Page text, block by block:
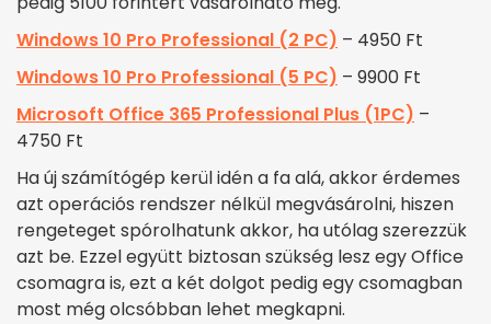
Windows 10 Pro Professional (2 PC) – 4950 Ft
Windows 10 Pro Professional (5 PC) – 9900 Ft
Microsoft Office 365 Professional Plus (1PC) –
4750 Ft
Ha új számítógép kerül idén a fa alá, akkor érdemes
azt operációs rendszer nélkül megvásárolni, hiszen
rengeteget spórolhatunk akkor, ha utólag szerezzük
azt be. Ezzel együtt biztosan szükség lesz egy Office
csomagra is, ezt a két dolgot pedig egy csomagban
most még olcsóbban lehet megkapni.